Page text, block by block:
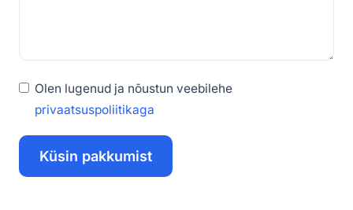
Olen lugenud ja nõustun veebilehe
privaatsuspoliitikaga
Küsin pakkumist